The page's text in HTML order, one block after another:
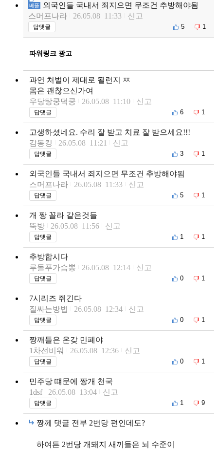
베플
외국인들 국내서 죄지으면 무조건 추방해야됨
스머프나라
26.05.08 11:33 신고
답댓글 5 1
파워링크 광고
과연 처벌이 제대로 될런지 ㅉ
몸은 괜찮으신가여
우당탕쿵덕쿵
26.05.08 11:10 신고
답댓글 6 1
고생하셨네요. 수리 잘 받고 치료 잘 받으세요!!!
감동킹
26.05.08 11:21 신고
답댓글 3 1
외국인들 국내서 죄지으면 무조건 추방해야됨
스머프나라
26.05.08 11:33 신고
답댓글 5 1
개 짱 꼴라 같은것들
뚝방
26.05.08 11:56 신고
답댓글 1 1
추방합시다
루돌푸가슴뽕
26.05.08 12:14 신고
답댓글 0 1
7시리즈 쥐긴다
질싸는방법
26.05.08 12:34 신고
답댓글 0 1
짱깨들은 온갖 민폐야
1차선비워
26.05.08 12:36 신고
답댓글 0 1
민주당 떄문에 짱개 천국
1dsf
26.05.08 13:04 신고
답댓글 1 9
짱께 댓글 전부 2번당 편인데도?
하여튼 2번당 개돼지 새끼들은 뇌 수준이